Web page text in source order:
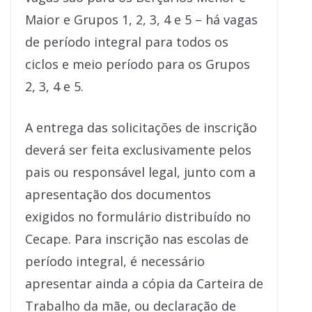
Maior e Grupos 1, 2, 3, 4 e 5 – há vagas
de período integral para todos os
ciclos e meio período para os Grupos
2, 3, 4 e 5.
A entrega das solicitações de inscrição
deverá ser feita exclusivamente pelos
pais ou responsável legal, junto com a
apresentação dos documentos
exigidos no formulário distribuído no
Cecape. Para inscrição nas escolas de
período integral, é necessário
apresentar ainda a cópia da Carteira de
Trabalho da mãe, ou declaração de